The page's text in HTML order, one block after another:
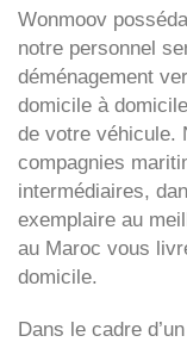
Wonmoov
notre personnel
déménagement
domicile à
de votre véhicule.
compagnies
intermédiaires,
exemplaire au
au Maroc vous
domicile.
Dans le cadre